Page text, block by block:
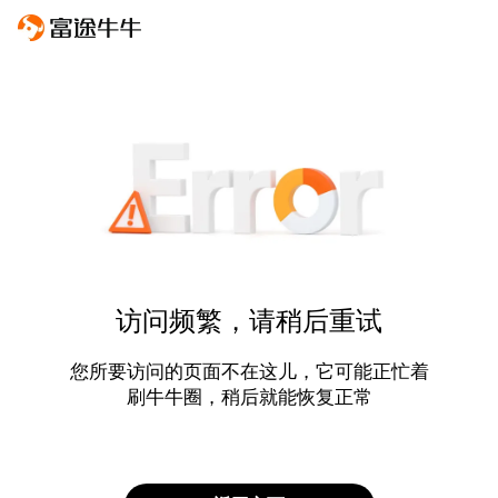
访问频繁，请稍后重试
您所要访问的页面不在这儿，它可能正忙着
刷牛牛圈，稍后就能恢复正常